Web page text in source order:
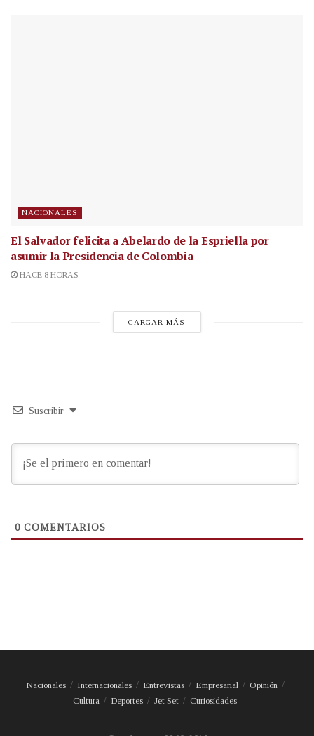
NACIONALES
El Salvador felicita a Abelardo de la Espriella por
asumir la Presidencia de Colombia
HACE 8 HORAS
CARGAR MÁS
Suscribir
0 COMENTARIOS
Nacionales Internacionales Entrevistas Empresarial
Opinión
Cultura
Deportes Jet Set Curiosidades